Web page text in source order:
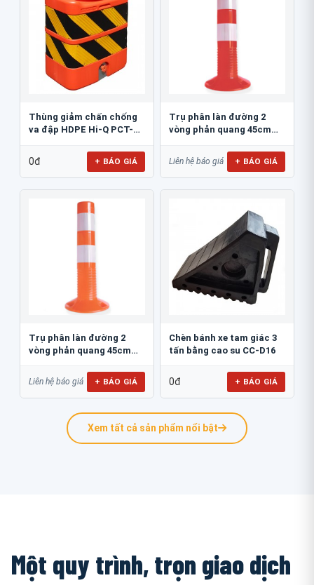
Thùng giảm chấn chống
va đập HDPE Hi-Q PCT-
0đ + BÁO GIÁ
Trụ phân làn đường 2
vòng phản quang 45cm
Liên hệ báo giá + BÁO GIÁ
Trụ phân làn đường 2
vòng phản quang 45cm
Liên hệ báo giá + BÁO GIÁ
Chèn bánh xe tam giác 3
tấn bằng cao su CC-D16
0đ + BÁO GIÁ
Xem tất cả sản phẩm nổi bật
Một quy trình, trọn giao dịch